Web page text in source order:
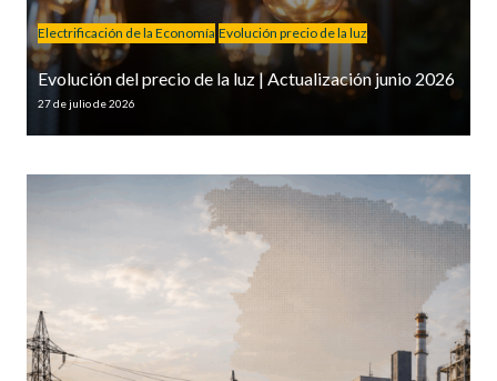
Electrificación de la Economía Evolución precio de la luz
Evolución del precio de la luz | Actualización junio 2026
27 de julio de 2026